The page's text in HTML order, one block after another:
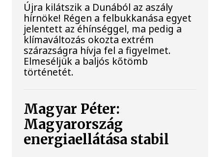
Újra kilátszik a Dunából az aszály
hírnöke! Régen a felbukkanása egyet
jelentett az éhínséggel, ma pedig a
klímaváltozás okozta extrém
szárazságra hívja fel a figyelmet.
Elmeséljük a baljós kőtömb
történetét.
Magyar Péter:
Magyarország
energiaellátása stabil